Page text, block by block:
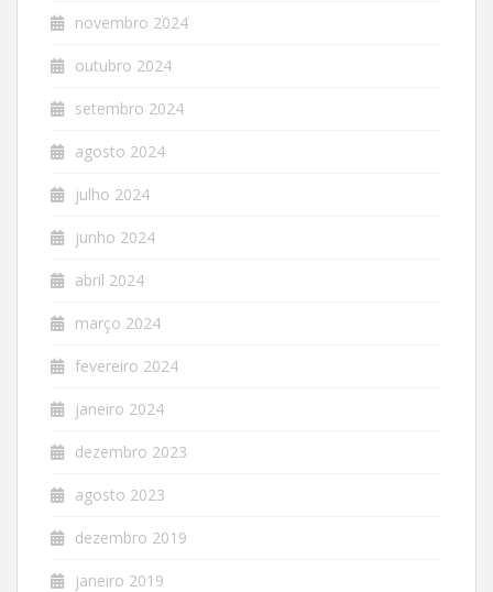
novembro 2024
outubro 2024
setembro 2024
agosto 2024
julho 2024
junho 2024
abril 2024
março 2024
fevereiro 2024
janeiro 2024
dezembro 2023
agosto 2023
dezembro 2019
janeiro 2019